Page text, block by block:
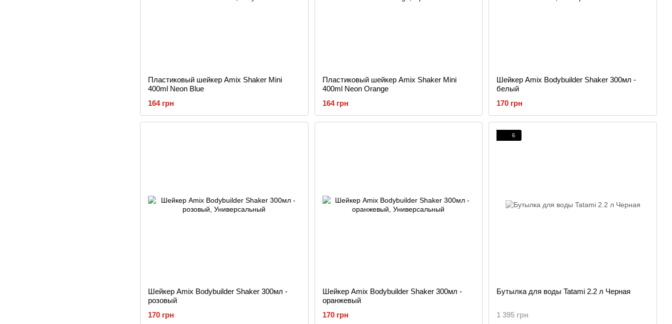
Пластиковый шейкер Amix Shaker Mini
400ml Neon Blue
164 грн
Пластиковый шейкер Amix Shaker Mini
400ml Neon Orange
164 грн
Шейкер Amix Bodybuilder Shaker 300мл -
белый
170 грн
Шейкер Amix Bodybuilder Shaker 300мл -
розовый
170 грн
Шейкер Amix Bodybuilder Shaker 300мл -
оранжевый
170 грн
6
Бутылка для воды Tatami 2.2 л Черная
1 395 грн